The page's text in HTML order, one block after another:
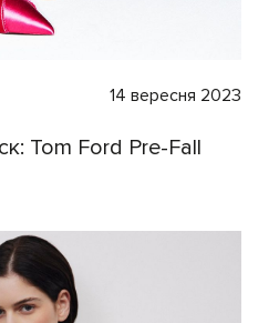
14 вересня 2023
Tom Ford Pre-Fall